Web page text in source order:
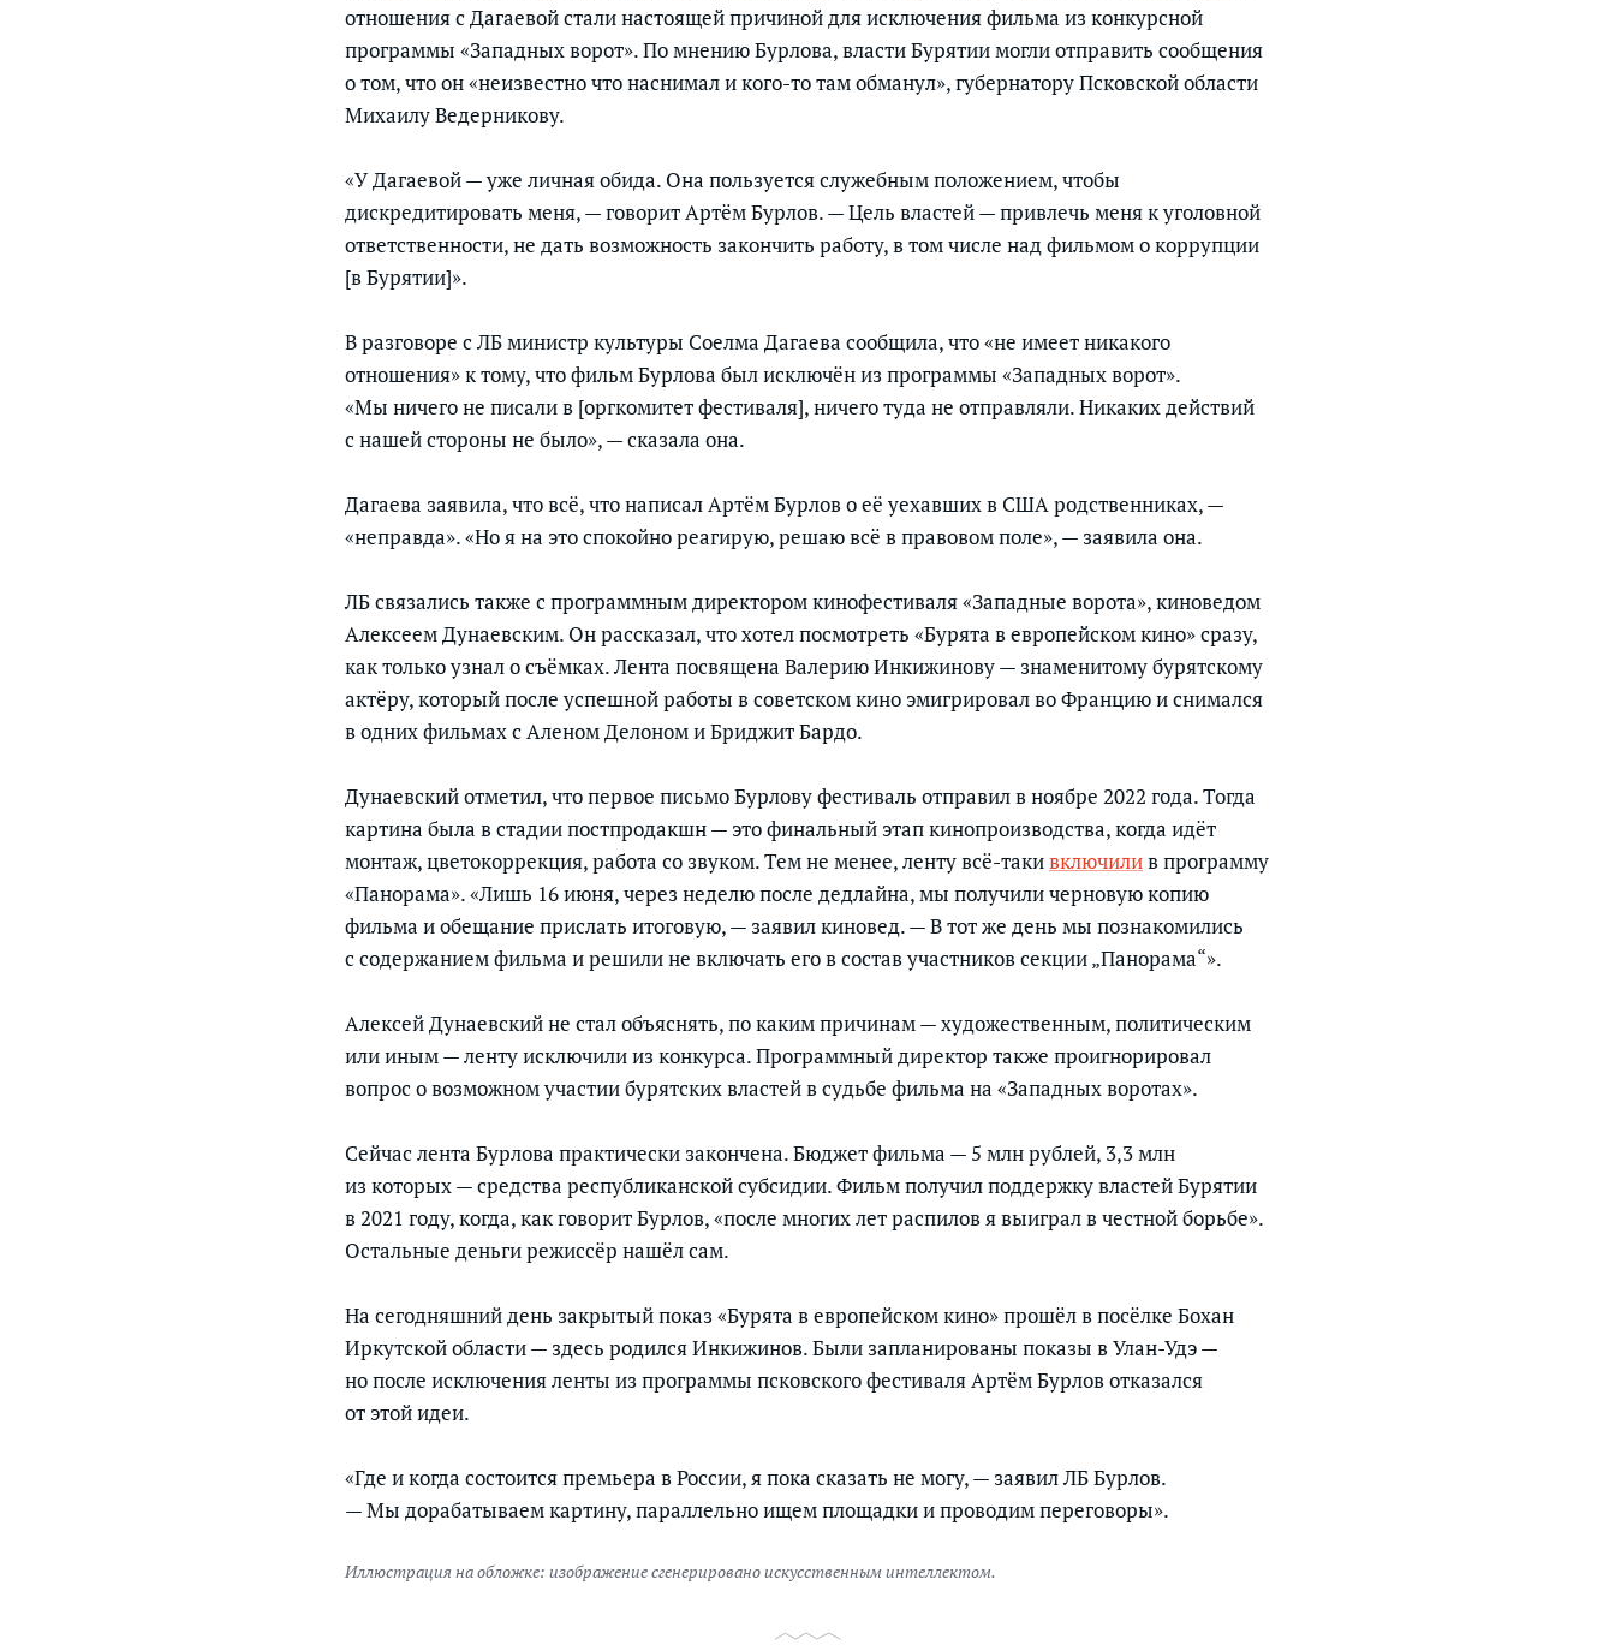
отношения с Дагаевой стали настоящей причиной для исключения фильма из конкурсной
программы «Западных ворот». По мнению Бурлова, власти Бурятии могли отправить сообщения
о том, что он «неизвестно что наснимал и кого-то там обманул», губернатору Псковской области
Михаилу Ведерникову.
«У Дагаевой — уже личная обида. Она пользуется служебным положением, чтобы
дискредитировать меня, — говорит Артём Бурлов. — Цель властей — привлечь меня к уголовной
ответственности, не дать возможность закончить работу, в том числе над фильмом о коррупции
[в Бурятии]».
В разговоре с ЛБ министр культуры Соелма Дагаева сообщила, что «не имеет никакого
отношения» к тому, что фильм Бурлова был исключён из программы «Западных ворот».
«Мы ничего не писали в [оргкомитет фестиваля], ничего туда не отправляли. Никаких действий
с нашей стороны не было», — сказала она.
Дагаева заявила, что всё, что написал Артём Бурлов о её уехавших в США родственниках, —
«неправда». «Но я на это спокойно реагирую, решаю всё в правовом поле», — заявила она.
ЛБ связались также с программным директором кинофестиваля «Западные ворота», киноведом
Алексеем Дунаевским. Он рассказал, что хотел посмотреть «Бурята в европейском кино» сразу,
как только узнал о съёмках. Лента посвящена Валерию Инкижинову — знаменитому бурятскому
актёру, который после успешной работы в советском кино эмигрировал во Францию и снимался
в одних фильмах с Аленом Делоном и Бриджит Бардо.
Дунаевский отметил, что первое письмо Бурлову фестиваль отправил в ноябре 2022 года. Тогда
картина была в стадии постпродакшн — это финальный этап кинопроизводства, когда идёт
монтаж, цветокоррекция, работа со звуком. Тем не менее, ленту всё-такивключилив программу
«Панорама». «Лишь 16 июня, через неделю после дедлайна, мы получили черновую копию
фильма и обещание прислать итоговую, — заявил киновед. — В тот же день мы познакомились
с содержанием фильма и решили не включать его в состав участников секции „Панорама“».
Алексей Дунаевский не стал объяснять, по каким причинам — художественным, политическим
или иным — ленту исключили из конкурса. Программный директор также проигнорировал
вопрос о возможном участии бурятских властей в судьбе фильма на «Западных воротах».
Сейчас лента Бурлова практически закончена. Бюджет фильма — 5 млн рублей, 3,3 млн
из которых — средства республиканской субсидии. Фильм получил поддержку властей Бурятии
в 2021 году, когда, как говорит Бурлов, «после многих лет распилов я выиграл в честной борьбе».
Остальные деньги режиссёр нашёл сам.
На сегодняшний день закрытый показ «Бурята в европейском кино» прошёл в посёлке Бохан
Иркутской области — здесь родился Инкижинов. Были запланированы показы в Улан-Удэ —
но после исключения ленты из программы псковского фестиваля Артём Бурлов отказался
от этой идеи.
«Где и когда состоится премьера в России, я пока сказать не могу, — заявил ЛБ Бурлов.
— Мы дорабатываем картину, параллельно ищем площадки и проводим переговоры».
Иллюстрация на обложке: изображение сгенерировано искусственным интеллектом.